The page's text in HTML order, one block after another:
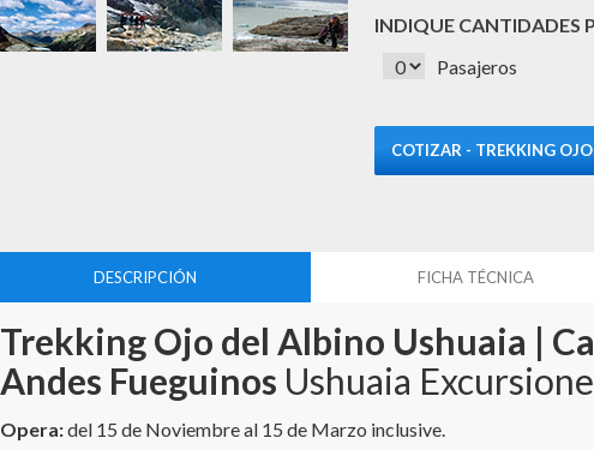
INDIQUE CANTIDADES
Pasajeros
DESCRIPCIÓN FICHA TÉCNICA
Trekking Ojo del Albino Ushuaia |
Andes Fueguinos Ushuaia
Opera:del 15 de Noviembre al 15 de Marzo inclusive.